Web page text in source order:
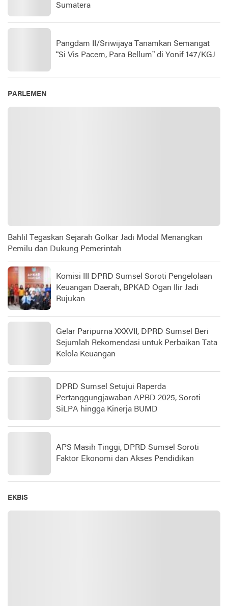
Sumatera
Pangdam II/Sriwijaya Tanamkan Semangat
“Si Vis Pacem, Para Bellum” di Yonif 147/KGJ
PARLEMEN
Bahlil Tegaskan Sejarah Golkar Jadi Modal Menangkan
Pemilu dan Dukung Pemerintah
Komisi III DPRD Sumsel Soroti Pengelolaan
Keuangan Daerah, BPKAD Ogan Ilir Jadi
Rujukan
Gelar Paripurna XXXVII, DPRD Sumsel Beri
Sejumlah Rekomendasi untuk Perbaikan Tata
Kelola Keuangan
DPRD Sumsel Setujui Raperda
Pertanggungjawaban APBD 2025, Soroti
SiLPA hingga Kinerja BUMD
APS Masih Tinggi, DPRD Sumsel Soroti
Faktor Ekonomi dan Akses Pendidikan
EKBIS